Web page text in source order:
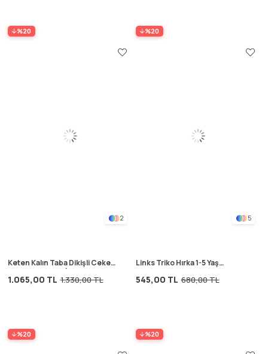
%20 %20
2
Keten Kalın Taba Dikişli Ceket
2-7 Yaş ANTRASİT
1.065,00 TL 1.330,00 TL
%20
5
Links Triko Hırka 1-5 Yaş
545,00 TL 680,00 TL
%20